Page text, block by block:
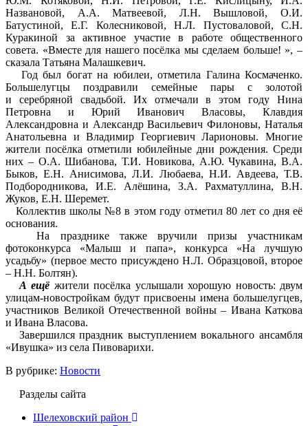
Названовой, А.А. Матвеевой, Л.Н. Вышловой, О.И.
Батустиной, Е.Г. Колесниковой, Н.Л. Пустоваловой, С.Н.
Куракиной за активное участие в работе общественного
совета. «Вместе для нашего посёлка мы сделаем больше! », –
сказала Татьяна Малашкевич.
Год был богат на юбилеи, отметила Галина Космаченко.
Большелугцы поздравили семейные пары с золотой
и серебряной свадьбой. Их отмечали в этом году Нина
Петровна и Юрий Иванович Власовы, Клавдия
Александровна и Александр Васильевич Филоновы, Наталья
Анатольевна и Владимир Георгиевич Ларионовы. Многие
жители посёлка отметили юбилейные дни рождения. Среди
них – О.А. Шибанова, Т.И. Новикова, А.Ю. Чукавина, В.А.
Быков, Е.Н. Анисимова, Л.И. Любаева, Н.И. Авдеева, Т.В.
Подбородникова, И.Е. Алёшина, З.А. Рахматуллина, В.Н.
Жуков, Е.Н. Шеремет.
Коллектив школы №8 в этом году отметил 80 лет со дня её
основания.
На празднике также вручили призы участникам
фотоконкурса «Малыш и папа», конкурса «На лучшую
усадьбу» (первое место присуждено Н.Л. Образцовой, второе
– Н.Н. Болтян).
А ещё жители посёлка услышали хорошую новость: двум
улицам-новостройкам будут присвоены имена большелугцев,
участников Великой Отечественной войны – Ивана Каткова
и Ивана Власова.
Завершился праздник выступлением вокального ансамбля
«Ивушка» из села Пивоварихи.
В рубрике: Новости
Разделы сайта
Шелеховский район